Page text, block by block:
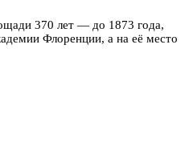
370 лет — до 1873 года,
Флоренции, а на её место